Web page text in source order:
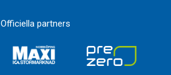
Officiella partners